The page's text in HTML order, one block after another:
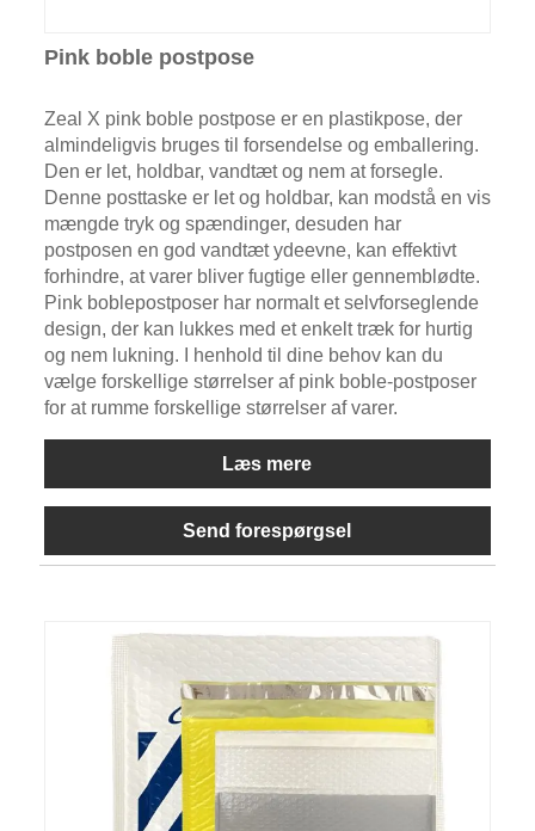
Pink boble postpose
Zeal X pink boble postpose er en plastikpose, der
almindeligvis bruges til forsendelse og emballering.
Den er let, holdbar, vandtæt og nem at forsegle.
Denne posttaske er let og holdbar, kan modstå en vis
mængde tryk og spændinger, desuden har
postposen en god vandtæt ydeevne, kan effektivt
forhindre, at varer bliver fugtige eller gennemblødte.
Pink boblepostposer har normalt et selvforseglende
design, der kan lukkes med et enkelt træk for hurtig
og nem lukning. I henhold til dine behov kan du
vælge forskellige størrelser af pink boble-postposer
for at rumme forskellige størrelser af varer.
Læs mere
Send forespørgsel